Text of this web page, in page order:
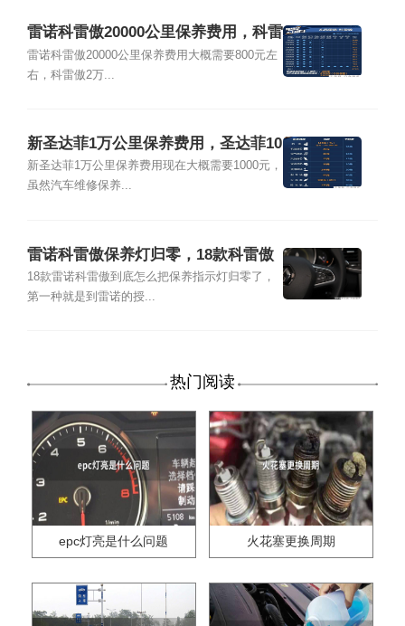
雷诺科雷傲20000公里保养费用，科雷
傲2万公里保养项目
雷诺科雷傲20000公里保养费用大概需要800元左
右，科雷傲2万...
新圣达菲1万公里保养费用，圣达菲10
000公里保养项目
新圣达菲1万公里保养费用现在大概需要1000元，
虽然汽车维修保养...
雷诺科雷傲保养灯归零，18款科雷傲
保养灯归零图解
18款雷诺科雷傲到底怎么把保养指示灯归零了，
第一种就是到雷诺的授...
热门阅读
epc灯亮是什么问题 火花塞更换周期